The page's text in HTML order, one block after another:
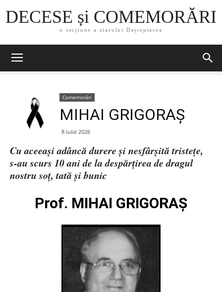
DECESE și COMEMORĂRI
o secțiune a ziarului Deșteptarea
Comemorări
MIHAI GRIGORAȘ
8 iulie 2026
Cu aceeași adâncă durere și nesfârșită tristețe,
s-au scurs 10 ani de la despărțirea de dragul
nostru soț, tată și bunic
Prof. MIHAI GRIGORAȘ